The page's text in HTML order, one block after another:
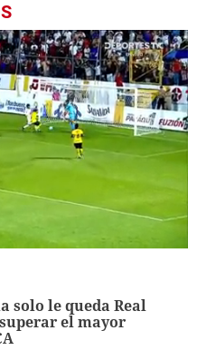
solo le queda Real
el mayor